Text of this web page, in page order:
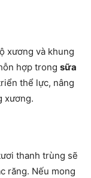
xương và khung
hợp trong sữa
thể lực, nâng
xương.
thanh trùng sẽ
răng. Nếu mong